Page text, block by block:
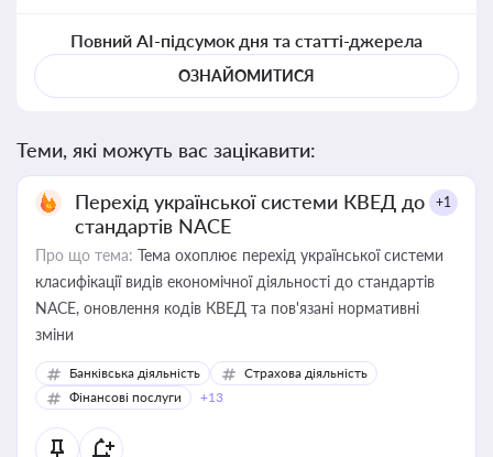
Повний AI-підсумок дня та статті-джерела
ОЗНАЙОМИТИСЯ
Теми, які можуть вас зацікавити:
Перехід української системи КВЕД до
стандартів NACE
+1
Про що тема: Тема охоплює перехід української системи
класифікації видів економічної діяльності до стандартів
NACE, оновлення кодів КВЕД та пов'язані нормативні
зміни
Банківська діяльність
Страхова діяльність
Фінансові послуги
+13